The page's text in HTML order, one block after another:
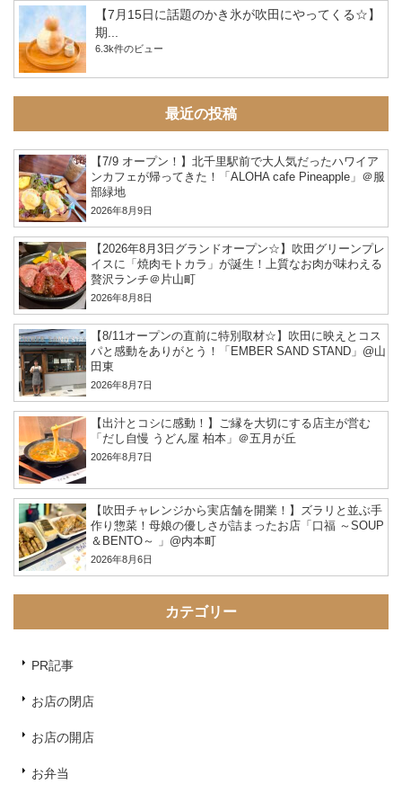
【7月15日に話題のかき氷が吹田にやってくる☆】
期...
6.3k件のビュー
最近の投稿
【7/9 オープン！】北千里駅前で大人気だったハワイア
ンカフェが帰ってきた！「ALOHA cafe Pineapple」＠服
部緑地
2026年8月9日
【2026年8月3日グランドオープン☆】吹田グリーンプレ
イスに「焼肉モトカラ」が誕生！上質なお肉が味わえる
贅沢ランチ＠片山町
2026年8月8日
【8/11オープンの直前に特別取材☆】吹田に映えとコス
パと感動をありがとう！「EMBER SAND STAND」@山
田東
2026年8月7日
【出汁とコシに感動！】ご縁を大切にする店主が営む
「だし自慢 うどん屋 柏本」＠五月が丘
2026年8月7日
【吹田チャレンジから実店舗を開業！】ズラリと並ぶ手
作り惣菜！母娘の優しさが詰まったお店「口福 ～SOUP
＆BENTO～ 」@内本町
2026年8月6日
カテゴリー
PR記事
お店の閉店
お店の開店
お弁当